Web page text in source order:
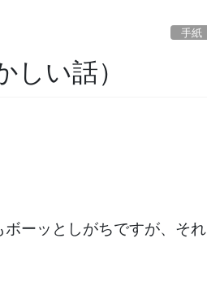
手紙
い話）
ーッとしがちですが、それ